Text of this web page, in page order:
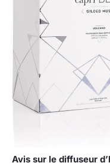
Avis sur le diffuseur